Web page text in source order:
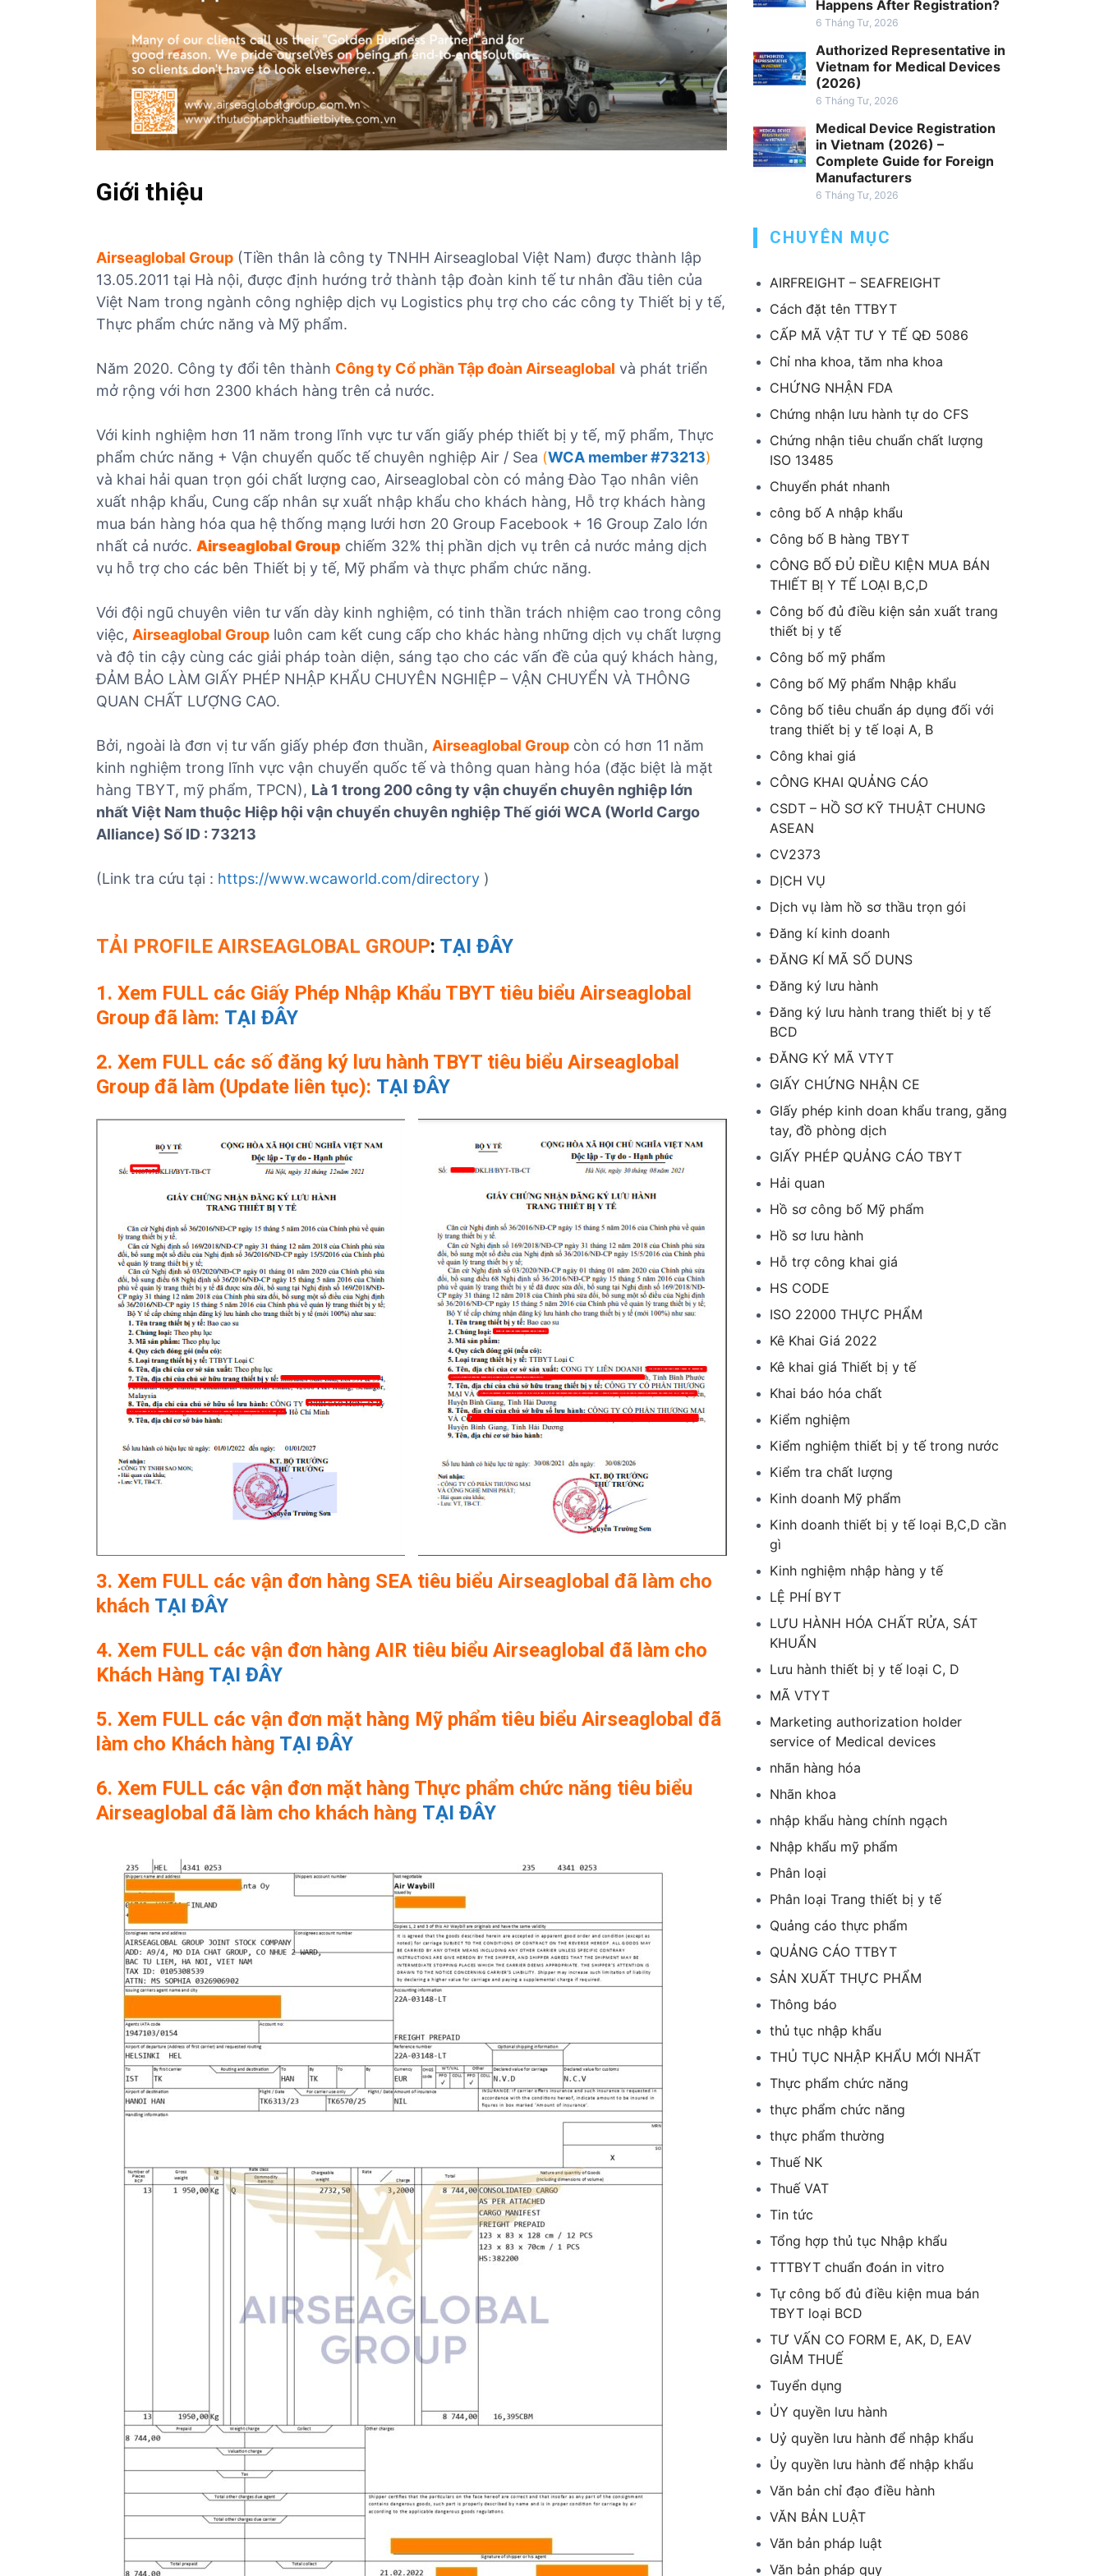
v
ụ
n
h
ậ
p
k
Y
T
x
u
k
h
ủ
t
ụ
c
c
á
c
m
n
g
D
ị
c
h
v
ụ
k
h
Giới thiệu
Airseaglobal Group (Tiền thân là công ty TNHH Airseaglobal Việt Nam) được thành lập
13.05.2011 tại Hà nội, được định hướng trở thành tập đoàn kinh tế tư nhân đầu tiên của
Việt Nam trong ngành công nghiệp dịch vụ Logistics phụ trợ cho các công ty Thiết bị y tế,
Thực phẩm chức năng và Mỹ phẩm.
Năm 2020. Công ty đổi tên thành Công ty Cổ phần Tập đoàn Airseaglobal và phát triển
mở rộng với hơn 2300 khách hàng trên cả nước.
Với kinh nghiệm hơn 11 năm trong lĩnh vực tư vấn giấy phép thiết bị y tế, mỹ phẩm, Thực
phẩm chức năng + Vận chuyển quốc tế chuyên nghiệp Air / Sea (WCA member #73213)
và khai hải quan trọn gói chất lượng cao, Airseaglobal còn có mảng Đào Tạo nhân viên
xuất nhập khẩu, Cung cấp nhân sự xuất nhập khẩu cho khách hàng, Hỗ trợ khách hàng
mua bán hàng hóa qua hệ thống mạng lưới hơn 20 Group Facebook + 16 Group Zalo lớn
nhất cả nước. Airseaglobal Group chiếm 32% thị phần dịch vụ trên cả nước mảng dịch
vụ hỗ trợ cho các bên Thiết bị y tế, Mỹ phẩm và thực phẩm chức năng.
Với đội ngũ chuyên viên tư vấn dày kinh nghiệm, có tinh thần trách nhiệm cao trong công
việc, Airseaglobal Group luôn cam kết cung cấp cho khác hàng những dịch vụ chất lượng
và độ tin cậy cùng các giải pháp toàn diện, sáng tạo cho các vấn đề của quý khách hàng,
ĐẢM BẢO LÀM GIẤY PHÉP NHẬP KHẨU CHUYÊN NGHIỆP – VẬN CHUYỂN VÀ THÔNG
QUAN CHẤT LƯỢNG CAO.
Bởi, ngoài là đơn vị tư vấn giấy phép đơn thuần, Airseaglobal Group còn có hơn 11 năm
kinh nghiệm trong lĩnh vực vận chuyển quốc tế và thông quan hàng hóa (đặc biệt là mặt
hàng TBYT, mỹ phẩm, TPCN), Là 1 trong 200 công ty vận chuyển chuyên nghiệp lớn
nhất Việt Nam thuộc Hiệp hội vận chuyển chuyên nghiệp Thế giới WCA (World Cargo
Alliance) Số ID : 73213
(Link tra cứu tại : https://www.wcaworld.com/directory )
TẢI PROFILE AIRSEAGLOBAL GROUP: TẠI ĐÂY
1. Xem FULL các Giấy Phép Nhập Khẩu TBYT tiêu biểu Airseaglobal
Group đã làm: TẠI ĐÂY
2. Xem FULL các số đăng ký lưu hành TBYT tiêu biểu Airseaglobal
Group đã làm (Update liên tục): TẠI ĐÂY
3. Xem FULL các vận đơn hàng SEA tiêu biểu Airseaglobal đã làm cho
khách TẠI ĐÂY
4. Xem FULL các vận đơn hàng AIR tiêu biểu Airseaglobal đã làm cho
Khách Hàng TẠI ĐÂY
5. Xem FULL các vận đơn mặt hàng Mỹ phẩm tiêu biểu Airseaglobal đã
làm cho Khách hàng TẠI ĐÂY
6. Xem FULL các vận đơn mặt hàng Thực phẩm chức năng tiêu biểu
Airseaglobal đã làm cho khách hàng TẠI ĐÂY
Happens After Registration?
6 Tháng Tư, 2026
Authorized Representative in
Vietnam for Medical Devices
(2026)
6 Tháng Tư, 2026
Medical Device Registration
in Vietnam (2026) –
Complete Guide for Foreign
Manufacturers
6 Tháng Tư, 2026
CHUYÊN MỤC
AIRFREIGHT – SEAFREIGHT
Cách đặt tên TTBYT
CẤP MÃ VẬT TƯ Y TẾ QĐ 5086
Chỉ nha khoa, tăm nha khoa
CHỨNG NHẬN FDA
Chứng nhận lưu hành tự do CFS
Chứng nhận tiêu chuẩn chất lượng
ISO 13485
Chuyển phát nhanh
công bố A nhập khẩu
Công bố B hàng TBYT
CÔNG BỐ ĐỦ ĐIỀU KIỆN MUA BÁN
THIẾT BỊ Y TẾ LOẠI B,C,D
Công bố đủ điều kiện sản xuất trang
thiết bị y tế
Công bố mỹ phẩm
Công bố Mỹ phẩm Nhập khẩu
Công bố tiêu chuẩn áp dụng đối với
trang thiết bị y tế loại A, B
Công khai giá
CÔNG KHAI QUẢNG CÁO
CSDT – HỒ SƠ KỸ THUẬT CHUNG
ASEAN
CV2373
DỊCH VỤ
Dịch vụ làm hồ sơ thầu trọn gói
Đăng kí kinh doanh
ĐĂNG KÍ MÃ SỐ DUNS
Đăng ký lưu hành
Đăng ký lưu hành trang thiết bị y tế
BCD
ĐĂNG KÝ MÃ VTYT
GIẤY CHỨNG NHẬN CE
GIấy phép kinh doan khẩu trang, găng
tay, đồ phòng dịch
GIẤY PHÉP QUẢNG CÁO TBYT
Hải quan
Hồ sơ công bố Mỹ phẩm
Hồ sơ lưu hành
Hỗ trợ công khai giá
HS CODE
ISO 22000 THỰC PHẨM
Kê Khai Giá 2022
Kê khai giá Thiết bị y tế
Khai báo hóa chất
Kiểm nghiệm
Kiểm nghiệm thiết bị y tế trong nước
Kiểm tra chất lượng
Kinh doanh Mỹ phẩm
Kinh doanh thiết bị y tế loại B,C,D cần
gì
Kinh nghiệm nhập hàng y tế
LỆ PHÍ BYT
LƯU HÀNH HÓA CHẤT RỬA, SÁT
KHUẨN
Lưu hành thiết bị y tế loại C, D
MÃ VTYT
Marketing authorization holder
service of Medical devices
nhãn hàng hóa
Nhãn khoa
nhập khẩu hàng chính ngạch
Nhập khẩu mỹ phẩm
Phân loại
Phân loại Trang thiết bị y tế
Quảng cáo thực phẩm
QUẢNG CÁO TTBYT
SẢN XUẤT THỰC PHẨM
Thông báo
thủ tục nhập khẩu
THỦ TỤC NHẬP KHẨU MỚI NHẤT
Thực phẩm chức năng
thực phẩm chức năng
thực phẩm thường
Thuế NK
Thuế VAT
Tin tức
Tổng hợp thủ tục Nhập khẩu
TTTBYT chuẩn đoán in vitro
Tự công bố đủ điều kiện mua bán
TBYT loại BCD
TƯ VẤN CO FORM E, AK, D, EAV
GIẢM THUẾ
Tuyển dụng
ỦY quyền lưu hành
Uỷ quyền lưu hành để nhập khẩu
Ủy quyền lưu hành để nhập khẩu
Văn bản chỉ đạo điều hành
VĂN BẢN LUẬT
Văn bản pháp luật
Văn bản pháp quy